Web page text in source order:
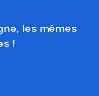
les mêmes
!